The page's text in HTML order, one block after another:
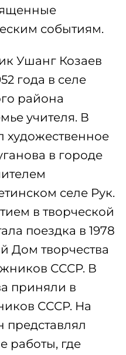
событиям.
Ушанг Козаев
года в селе
района
учителя. В
художественное
в городе
селе Рук.
в творческой
поездка в 1978
Дом творчества
СССР. В
приняли в
СССР. На
представлял
работы, где